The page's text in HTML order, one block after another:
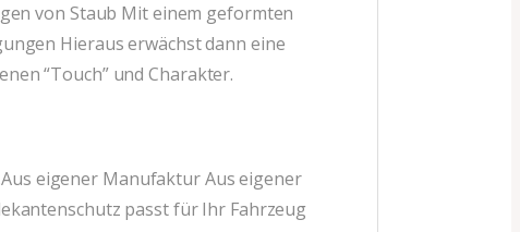
von Staub Mit einem geformten
Hieraus erwächst dann eine
“Touch” und Charakter.
eigener Manufaktur Aus eigener
passt für Ihr Fahrzeug